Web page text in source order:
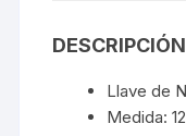
DESCRIPCIÓN
Llave de
Medida: